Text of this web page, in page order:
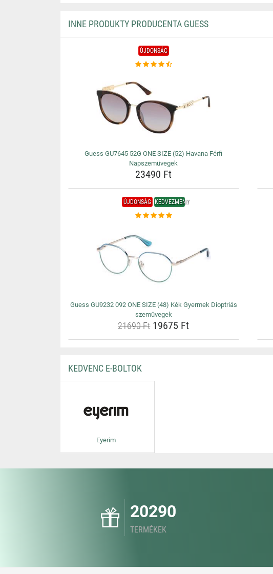
INNE PRODUKTY PRODUCENTA GUESS
ÚJDONSÁG
Guess GU7645 52G ONE SIZE (52) Havana Férfi
Napszemüvegek
23490 Ft
ÚJDONSÁG KEDVEZMÉNY
Guess GU9232 092 ONE SIZE (48) Kék Gyermek Dioptriás
szemüvegek
21690 Ft19675 Ft
KEDVENC E-BOLTOK
Eyerim
20290
TERMÉKEK